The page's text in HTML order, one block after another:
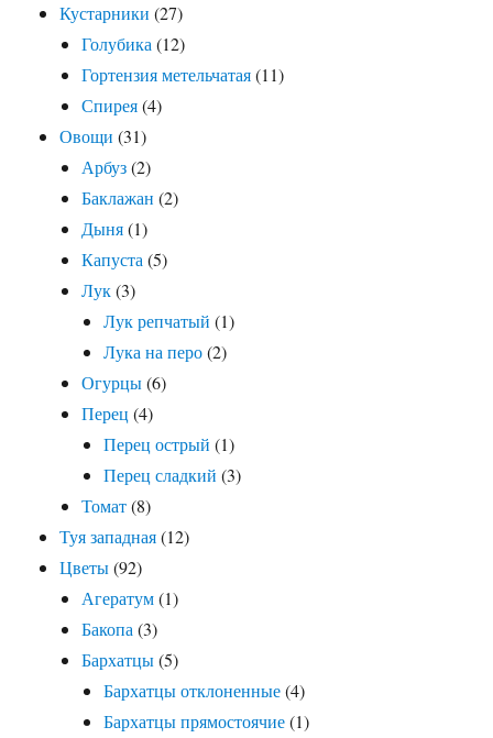
Кустарники (27)
Голубика (12)
Гортензия метельчатая (11)
Спирея (4)
Овощи (31)
Арбуз (2)
Баклажан (2)
Дыня (1)
Капуста (5)
Лук (3)
Лук репчатый (1)
Лука на перо (2)
Огурцы (6)
Перец (4)
Перец острый (1)
Перец сладкий (3)
Томат (8)
Туя западная (12)
Цветы (92)
Агератум (1)
Бакопа (3)
Бархатцы (5)
Бархатцы отклоненные (4)
Бархатцы прямостоячие (1)